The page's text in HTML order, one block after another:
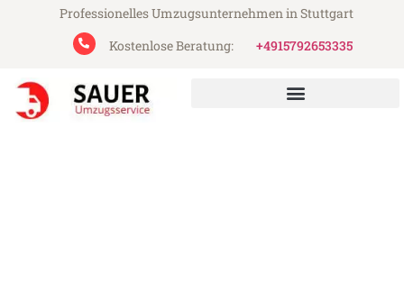
Professionelles Umzugsunternehmen in Stuttgart
Kostenlose Beratung:
+4915792653335